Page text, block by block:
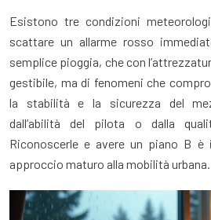
Esistono tre condizioni
scattare un allarme rosso
semplice pioggia, che con
gestibile, ma di fenomeni che
la stabilità e la sicurezza del
dall’abilità del pilota o dalla
Riconoscerle e avere un piano B
approccio maturo alla mobilità urbana.